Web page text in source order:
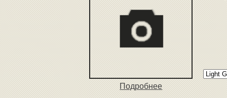
Подробнее